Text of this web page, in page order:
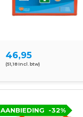
46,95
(51,18 Incl. btw)
-32%
AANBIEDING